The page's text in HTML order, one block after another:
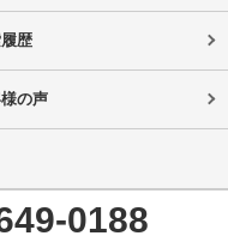
歴
の声
0188